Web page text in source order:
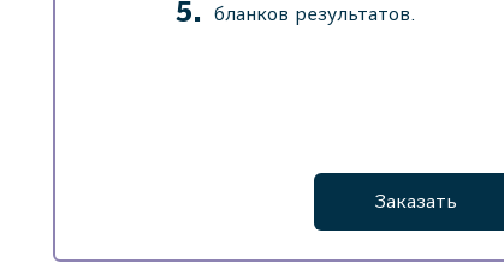
бланков результатов.
Заказать